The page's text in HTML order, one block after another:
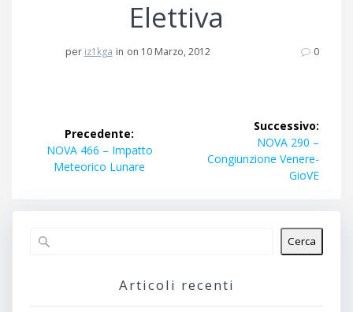
Elettiva
per iz1kga in on 10 Marzo, 2012 0
articoliPrecedente:
Articolo
precedente:
NOVA 466 – Impatto
Meteorico Lunare
Successivo:
Articolo
successivo:
NOVA 290 –
Congiunzione Venere-
GioVE
Cerca
Articoli recenti